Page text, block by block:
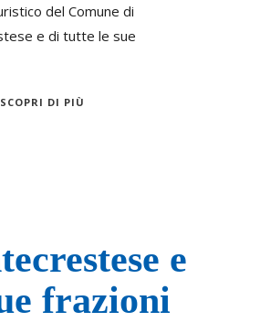
del Comune di
e di tutte le sue
SCOPRI DI PIÙ
e
frazioni